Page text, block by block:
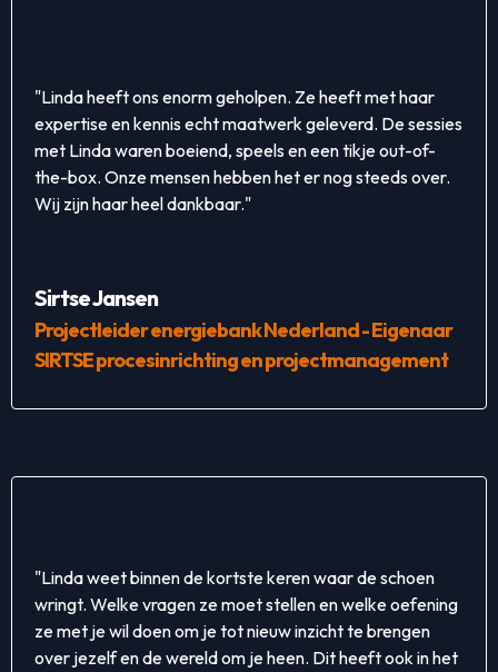
"Linda heeft ons enorm geholpen. Ze heeft met haar
expertise en kennis echt maatwerk geleverd. De sessies
met Linda waren boeiend, speels en een tikje out-of-
the-box. Onze mensen hebben het er nog steeds over.
Wij zijn haar heel dankbaar."
Sirtse Jansen
Projectleider energiebank Nederland - Eigenaar
SIRTSE procesinrichting en projectmanagement
"Linda weet binnen de kortste keren waar de schoen
wringt. Welke vragen ze moet stellen en welke oefening
ze met je wil doen om je tot nieuw inzicht te brengen
over jezelf en de wereld om je heen. Dit heeft ook in het